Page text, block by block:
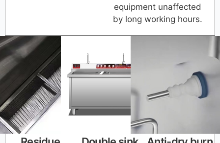
equipment unaffected
by long working hours.